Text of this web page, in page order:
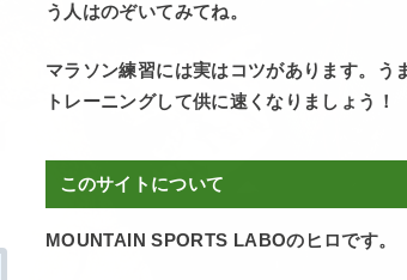
う人はのぞいてみてね。
マラソン練習には実はコツがあります。う
トレーニングして供に速くなりましょう！
このサイトについて
MOUNTAIN SPORTS LABOのヒロです。